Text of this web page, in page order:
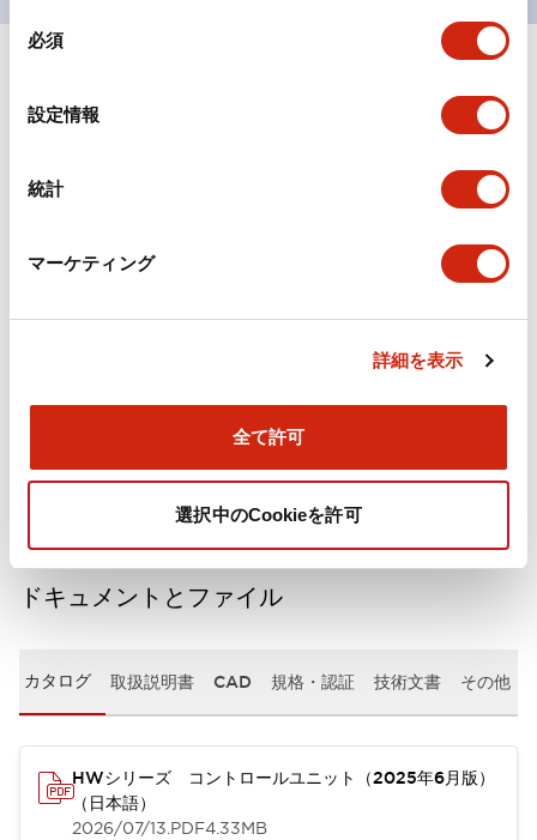
必須
設定情報
統計
マーケティング
詳細を表示
全て許可
選択中のCookieを許可
電気的仕様(照光部定格)
環境仕様
機能仕様
ドキュメントとファイル
カタログ 取扱説明書 CAD 規格・認証 技術文書 その他
HWシリーズ コントロールユニット（2025年6月版）
（日本語）
2026/07/13.PDF4.33MB